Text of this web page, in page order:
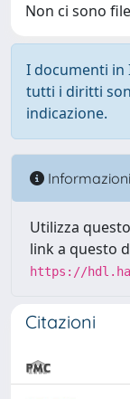
Non ci sono
I documenti in
tutti i diritti
indicazione.
Informazioni
Utilizza
link a questo
https://
Citazioni